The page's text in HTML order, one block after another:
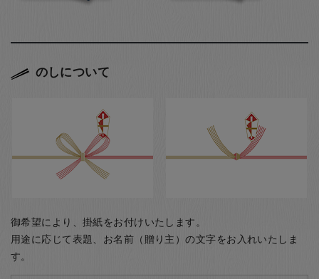
のしについて
御希望により、掛紙をお付けいたします。
用途に応じて表題、お名前（贈り主）の文字をお入れいたしま
す。